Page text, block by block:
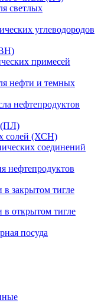
светлых
углеводородов
примесей
нефти и темных
нефтепродуктов
(ПЛ)
солей (ХСН)
соединений
нефтепродуктов
закрытом тигле
открытом тигле
посуда